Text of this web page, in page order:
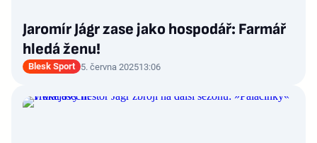
Jaromír Jágr zase jako hospodář: Farmář
hledá ženu!
Blesk Sport 5. června 202513:06